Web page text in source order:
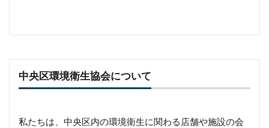
中央区環境衛生協会について
私たちは、中央区内の環境衛生に関わる店舗や施設の会